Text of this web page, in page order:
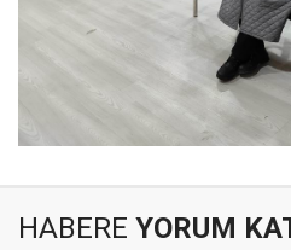
HABERE YORUM